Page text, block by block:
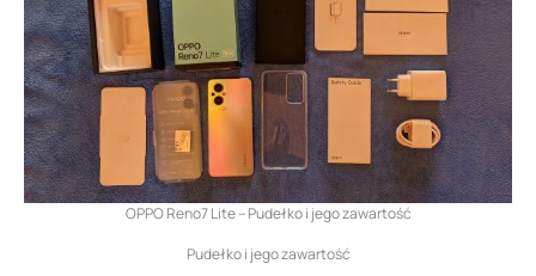
OPPO Reno7 Lite – Pudełko i jego zawartość
Pudełko i jego zawartość